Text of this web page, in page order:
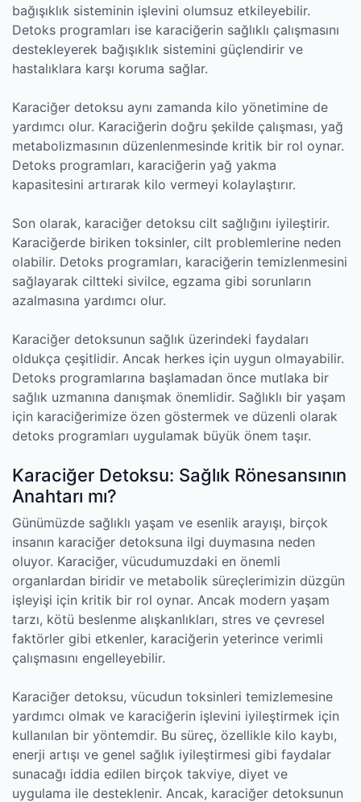
bağışıklık sisteminin işlevini olumsuz etkileyebilir.
Detoks programları ise karaciğerin sağlıklı çalışmasını
destekleyerek bağışıklık sistemini güçlendirir ve
hastalıklara karşı koruma sağlar.
Karaciğer detoksu aynı zamanda kilo yönetimine de
yardımcı olur. Karaciğerin doğru şekilde çalışması, yağ
metabolizmasının düzenlenmesinde kritik bir rol oynar.
Detoks programları, karaciğerin yağ yakma
kapasitesini artırarak kilo vermeyi kolaylaştırır.
Son olarak, karaciğer detoksu cilt sağlığını iyileştirir.
Karaciğerde biriken toksinler, cilt problemlerine neden
olabilir. Detoks programları, karaciğerin temizlenmesini
sağlayarak ciltteki sivilce, egzama gibi sorunların
azalmasına yardımcı olur.
Karaciğer detoksunun sağlık üzerindeki faydaları
oldukça çeşitlidir. Ancak herkes için uygun olmayabilir.
Detoks programlarına başlamadan önce mutlaka bir
sağlık uzmanına danışmak önemlidir. Sağlıklı bir yaşam
için karaciğerimize özen göstermek ve düzenli olarak
detoks programları uygulamak büyük önem taşır.
Karaciğer Detoksu: Sağlık Rönesansının
Anahtarı mı?
Günümüzde sağlıklı yaşam ve esenlik arayışı, birçok
insanın karaciğer detoksuna ilgi duymasına neden
oluyor. Karaciğer, vücudumuzdaki en önemli
organlardan biridir ve metabolik süreçlerimizin düzgün
işleyişi için kritik bir rol oynar. Ancak modern yaşam
tarzı, kötü beslenme alışkanlıkları, stres ve çevresel
faktörler gibi etkenler, karaciğerin yeterince verimli
çalışmasını engelleyebilir.
Karaciğer detoksu, vücudun toksinleri temizlemesine
yardımcı olmak ve karaciğerin işlevini iyileştirmek için
kullanılan bir yöntemdir. Bu süreç, özellikle kilo kaybı,
enerji artışı ve genel sağlık iyileştirmesi gibi faydalar
sunacağı iddia edilen birçok takviye, diyet ve
uygulama ile desteklenir. Ancak, karaciğer detoksunun